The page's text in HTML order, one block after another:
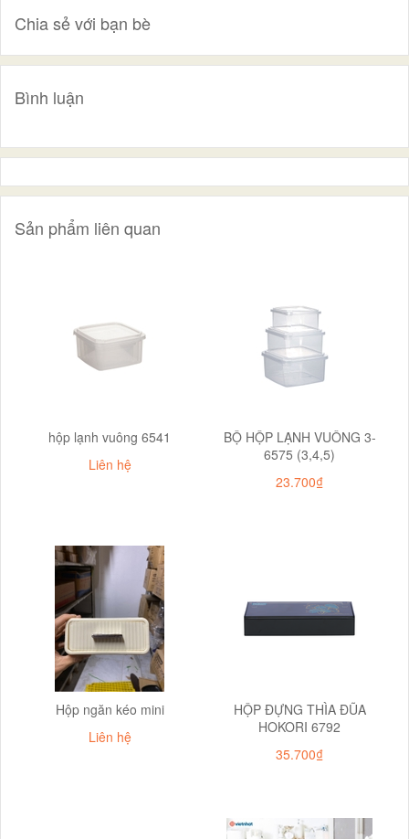
Chia sẻ với bạn bè
Bình luận
Sản phẩm liên quan
hộp lạnh vuông 6541
Liên hệ
BỘ HỘP LẠNH VUÔNG 3-
6575 (3,4,5)
23.700₫
Hộp ngăn kéo mini
Liên hệ
HỘP ĐỰNG THÌA ĐŨA
HOKORI 6792
35.700₫